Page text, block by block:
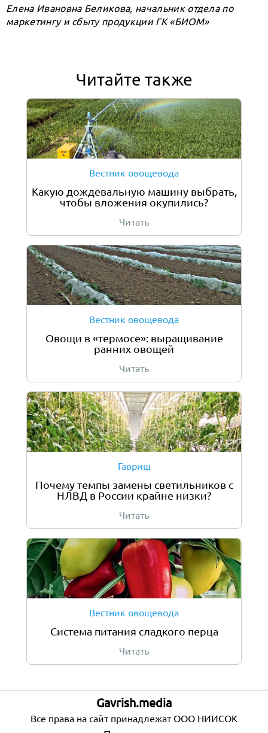
Елена Ивановна Беликова, начальник отдела по
маркетингу и сбыту продукции ГК «БИОМ»
Читайте также
Вестник овощевода
Какую дождевальную машину выбрать,
чтобы вложения окупились?
Читать
Вестник овощевода
Овощи в «термосе»: выращивание
ранних овощей
Читать
Гавриш
Почему темпы замены светильников с
НЛВД в России крайне низки?
Читать
Вестник овощевода
Система питания сладкого перца
Читать
Gavrish.media
Все права на сайт принадлежат ООО НИИСОК